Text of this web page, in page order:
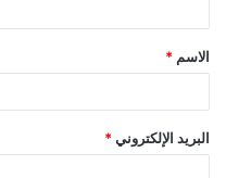
ق
*
الاسم *
البريد الإلكتروني *